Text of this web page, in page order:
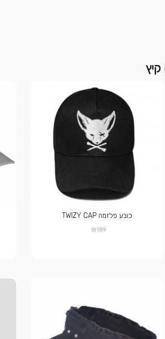
קיץ
כובע פלזמה TWIZY CAP
₪189